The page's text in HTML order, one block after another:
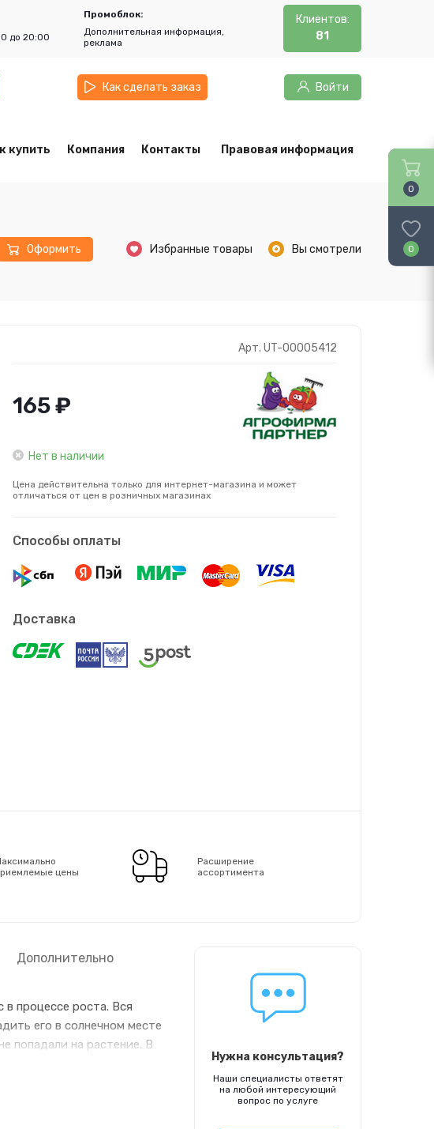
до 20:00
Промоблок:
Дополнительная информация,
реклама
Клиентов:
81
Как сделать заказ Войти
купить Компания Контакты Правовая информация
Оформить Избранные товары Вы смотрели
Арт. UT-00005412
165 ₽
Нет в наличии
Цена действительна только для интернет-магазина и может
отличаться от цен в розничных магазинах
Способы оплаты
Доставка
цены
Расширение
ассортимента
Дополнительно
процессе роста. Вся
его в солнечном месте
попадали на растение. В
терпимо относится к
Нужна консультация?
Наши специалисты ответят
на любой интересующий
вопрос по услуге
0
0